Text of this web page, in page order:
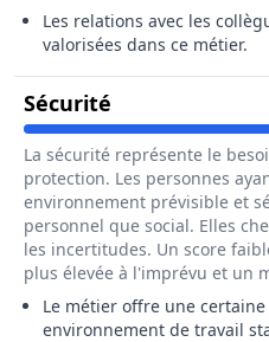
Les relations avec les
valorisées dans ce métier.
Sécurité Pour Le
La sécurité représente le
protection. Les personnes
environnement prévisible et
personnel que social. Elles
les incertitudes. Un score
plus élevée à l'imprévu et un
Le métier offre une
environnement de travail